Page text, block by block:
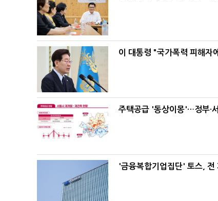
이 대통령 "국가폭력 피해자
주택공급 '동상이몽'…정부·
'금융복합기업집단' 토스, 전